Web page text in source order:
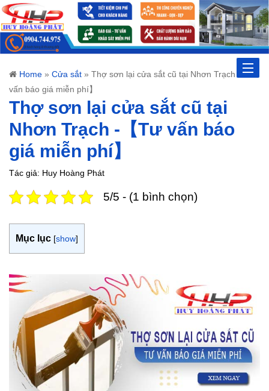
Toggle
Home » Cửa sắt » Thợ sơn lại cửa sắt cũ tại Nhơn Trạch -【Tư
vấn báo giá miễn phí】
Thợ sơn lại cửa sắt cũ tại
Nhơn Trạch -【Tư vấn báo
giá miễn phí】
Tác giả: Huy Hoàng Phát
5/5 - (1 bình chọn)
Mục lục [show]